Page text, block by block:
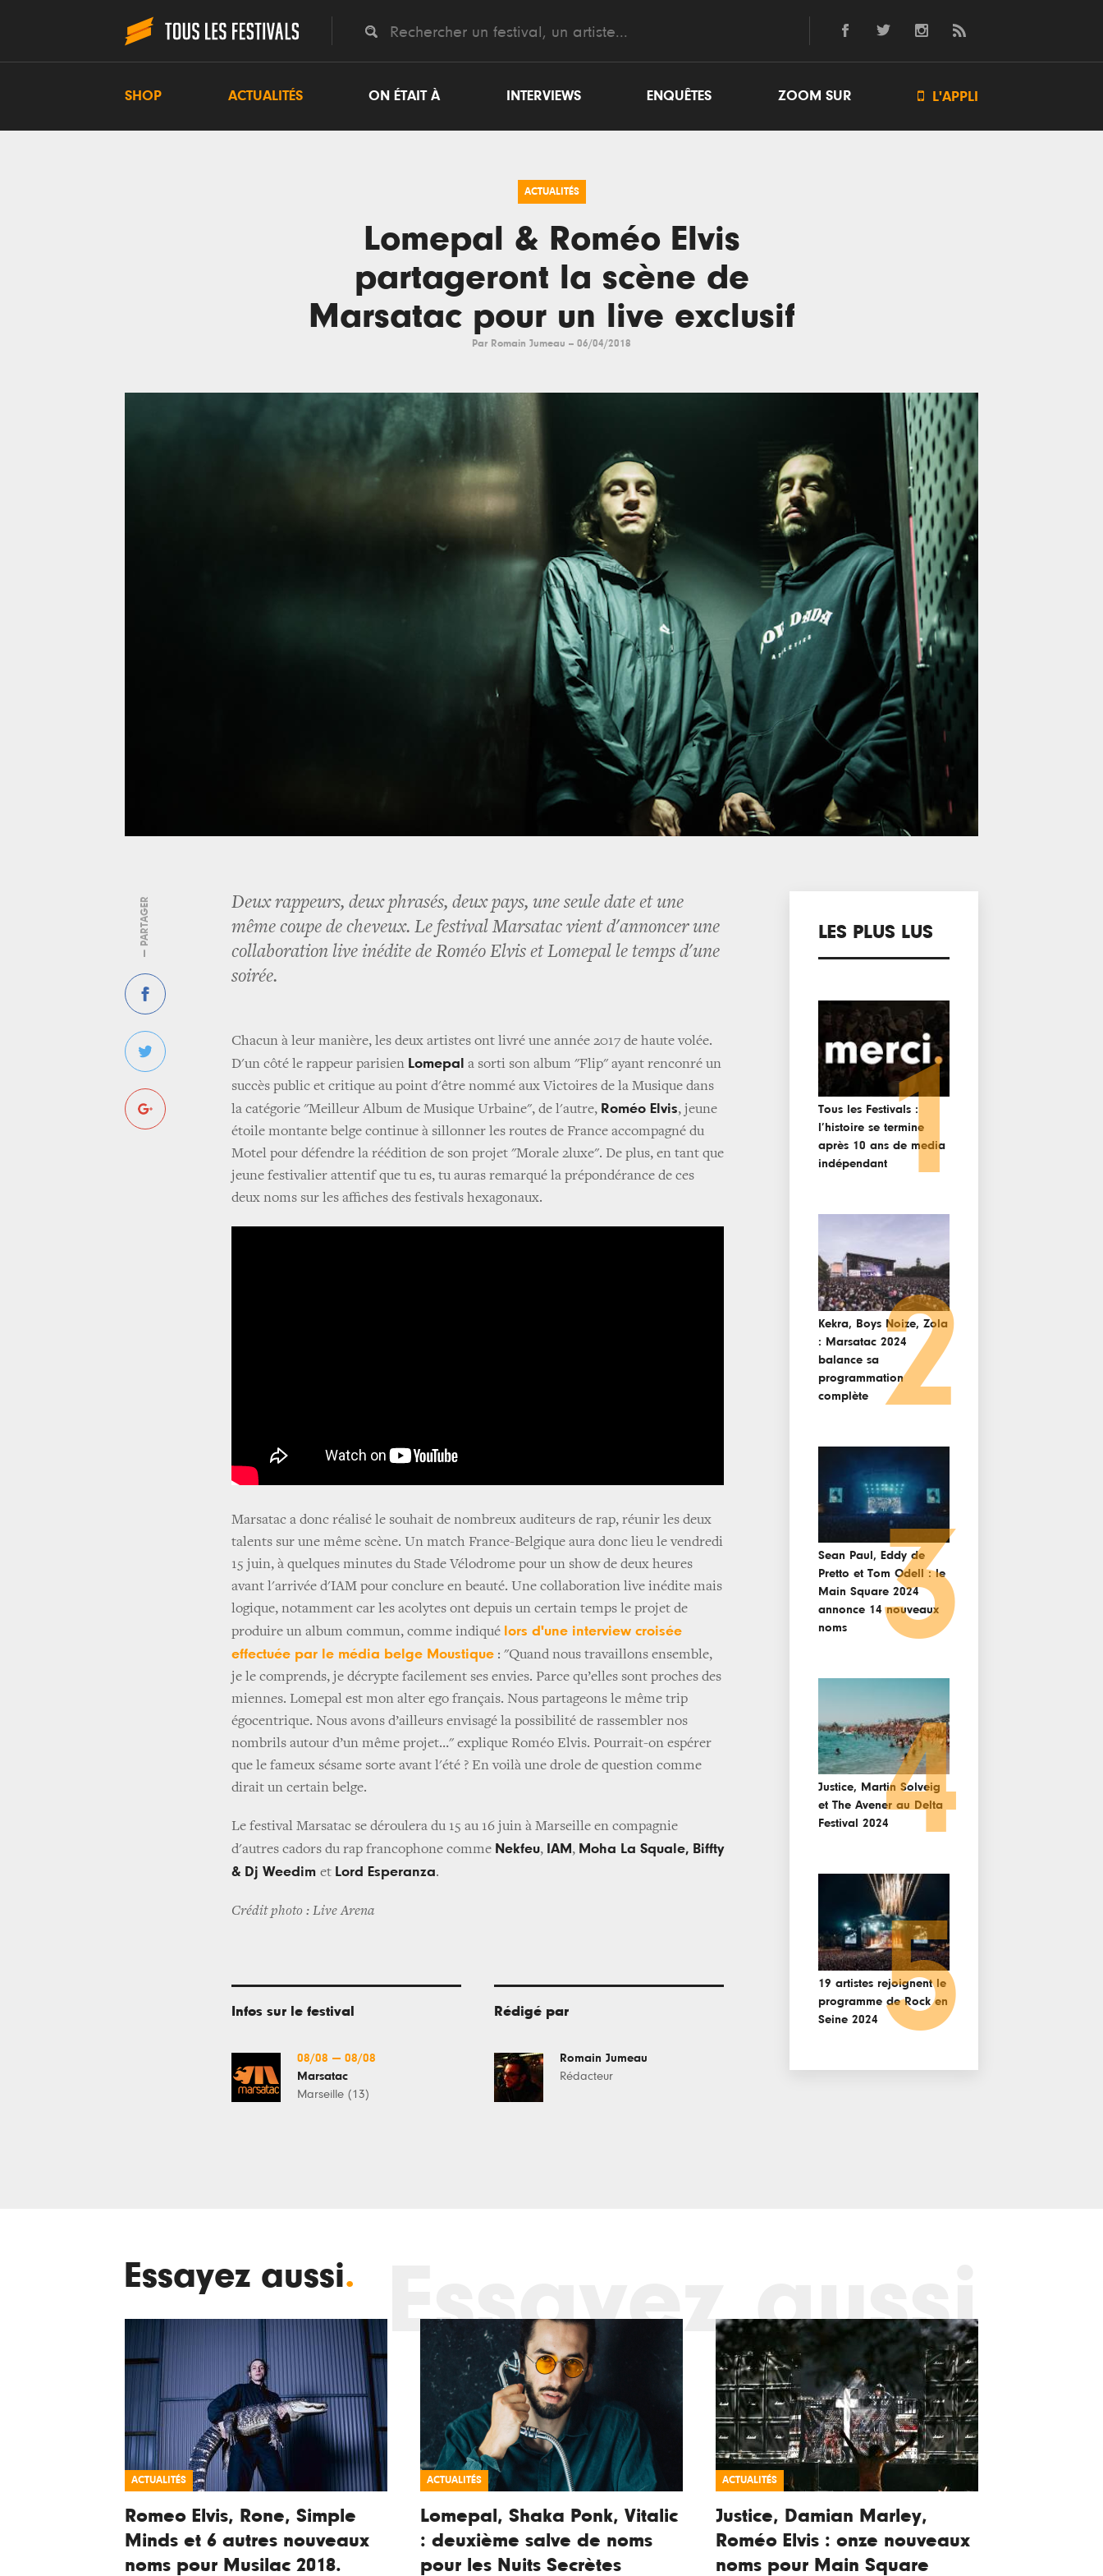
SHOP ACTUALITÉS ON ÉTAIT À INTERVIEWS ENQUÊTES ZOOM SUR  L'APPLI
ACTUALITÉS
Lomepal & Roméo Elvis
partageront la scène de
Marsatac pour un live exclusif
Par Romain Jumeau -- 06/04/2018
— PARTAGER
Deux rappeurs, deux phrasés, deux pays, une seule date et une
même coupe de cheveux. Le festival Marsatac vient d'annoncer une
collaboration live inédite de Roméo Elvis et Lomepal le temps d'une
soirée.
Chacun à leur manière, les deux artistes ont livré une année 2017 de haute volée.
D'un côté le rappeur parisien Lomepal a sorti son album "Flip" ayant renconré un
succès public et critique au point d'être nommé aux Victoires de la Musique dans
la catégorie "Meilleur Album de Musique Urbaine", de l'autre, Roméo Elvis, jeune
étoile montante belge continue à sillonner les routes de France accompagné du
Motel pour défendre la réédition de son projet "Morale 2luxe". De plus, en tant que
jeune festivalier attentif que tu es, tu auras remarqué la prépondérance de ces
deux noms sur les affiches des festivals hexagonaux.
Marsatac a donc réalisé le souhait de nombreux auditeurs de rap, réunir les deux
talents sur une même scène. Un match France-Belgique aura donc lieu le vendredi
15 juin, à quelques minutes du Stade Vélodrome pour un show de deux heures
avant l'arrivée d'IAM pour conclure en beauté. Une collaboration live inédite mais
logique, notamment car les acolytes ont depuis un certain temps le projet de
produire un album commun, comme indiqué lors d'une interview croisée
effectuée par le média belge Moustique : "Quand nous travaillons ensemble,
je le comprends, je décrypte facilement ses envies. Parce qu’elles sont proches des
miennes. Lomepal est mon alter ego français. Nous partageons le même trip
égocentrique. Nous avons d’ailleurs envisagé la possibilité de rassembler nos
nombrils autour d’un même projet…" explique Roméo Elvis. Pourrait-on espérer
que le fameux sésame sorte avant l'été ? En voilà une drole de question comme
dirait un certain belge.
Le festival Marsatac se déroulera du 15 au 16 juin à Marseille en compagnie
d'autres cadors du rap francophone comme Nekfeu, IAM , Moha La Squale, Biffty
& Dj Weedim et Lord Esperanza.
Crédit photo : Live Arena
Infos sur le festival
08/08 — 08/08
Marsatac
Marseille (13)
Rédigé par
Romain Jumeau
Rédacteur
LES PLUS LUS
Tous les Festivals :
l’histoire se termine
après 10 ans de media
indépendant1
Kekra, Boys Noize, Zola
: Marsatac 2024
balance sa
programmation
complète
2
Sean Paul, Eddy de
Pretto et Tom Odell : le
Main Square 2024
annonce 14 nouveaux
noms
3
Justice, Martin Solveig
et The Avener au Delta
Festival 20244
19 artistes rejoignent le
programme de Rock en
Seine 2024 5
Essayez aussi. Essayez aussi
ACTUALITÉS
Romeo Elvis, Rone, Simple
Minds et 6 autres nouveaux
noms pour Musilac 2018.
ACTUALITÉS
Lomepal, Shaka Ponk, Vitalic
: deuxième salve de noms
pour les Nuits Secrètes
ACTUALITÉS
Justice, Damian Marley,
Roméo Elvis : onze nouveaux
noms pour Main Square